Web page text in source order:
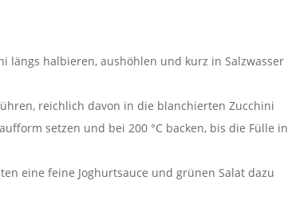
längs halbieren, aushöhlen und kurz in Salzwasser
reichlich davon in die blanchierten Zucchini
setzen und bei 200 °C backen, bis die Fülle in
eine feine Joghurtsauce und grünen Salat dazu